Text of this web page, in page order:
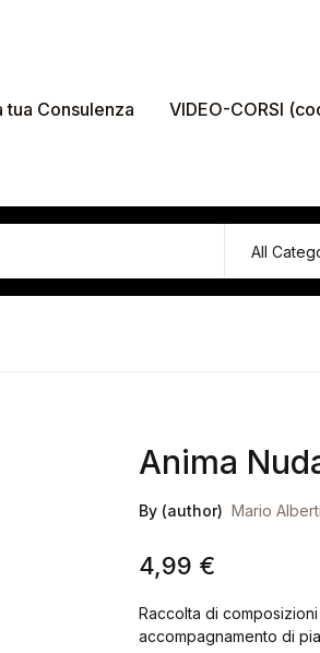
tua Consulenza VIDEO-CORSI
Anima
By (author) Mario Alberti
4,99 €
Raccolta di
accompagnamento di